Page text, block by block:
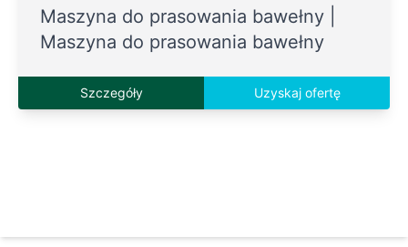
Maszyna do prasowania bawełny |
Maszyna do prasowania bawełny
Szczegóły Uzyskaj ofertę